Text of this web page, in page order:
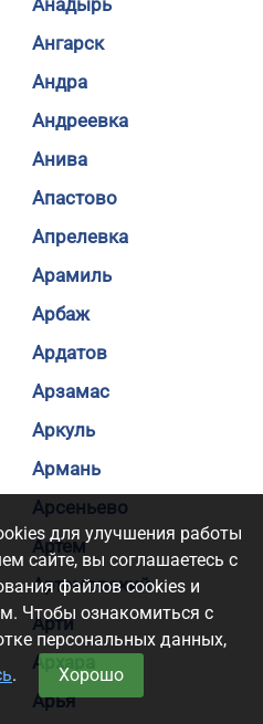
Анадырь
Ангарск
Андра
Андреевка
Анива
Апастово
Апрелевка
Арамиль
Арбаж
Ардатов
Арзамас
Аркуль
Армань
Арсеньево
Артем
Артемовский
Арти
Архара
Арья
для улучшения работы
сайте, вы соглашаетесь с
файлов cookies и
Чтобы ознакомиться с
персональных данных,
. Хорошо